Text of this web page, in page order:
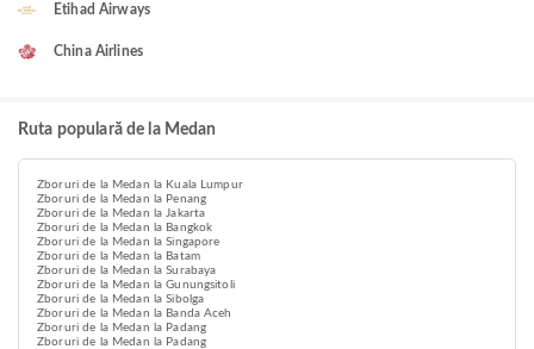
Etihad Airways
China Airlines
Ruta populară de la Medan
Zboruri de la Medan la Kuala Lumpur
Zboruri de la Medan la Penang
Zboruri de la Medan la Jakarta
Zboruri de la Medan la Bangkok
Zboruri de la Medan la Singapore
Zboruri de la Medan la Batam
Zboruri de la Medan la Surabaya
Zboruri de la Medan la Gunungsitoli
Zboruri de la Medan la Sibolga
Zboruri de la Medan la Banda Aceh
Zboruri de la Medan la Padang
Zboruri de la Medan la Padang